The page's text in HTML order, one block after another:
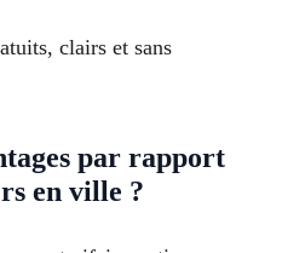
clairs et sans
par rapport
en ville ?